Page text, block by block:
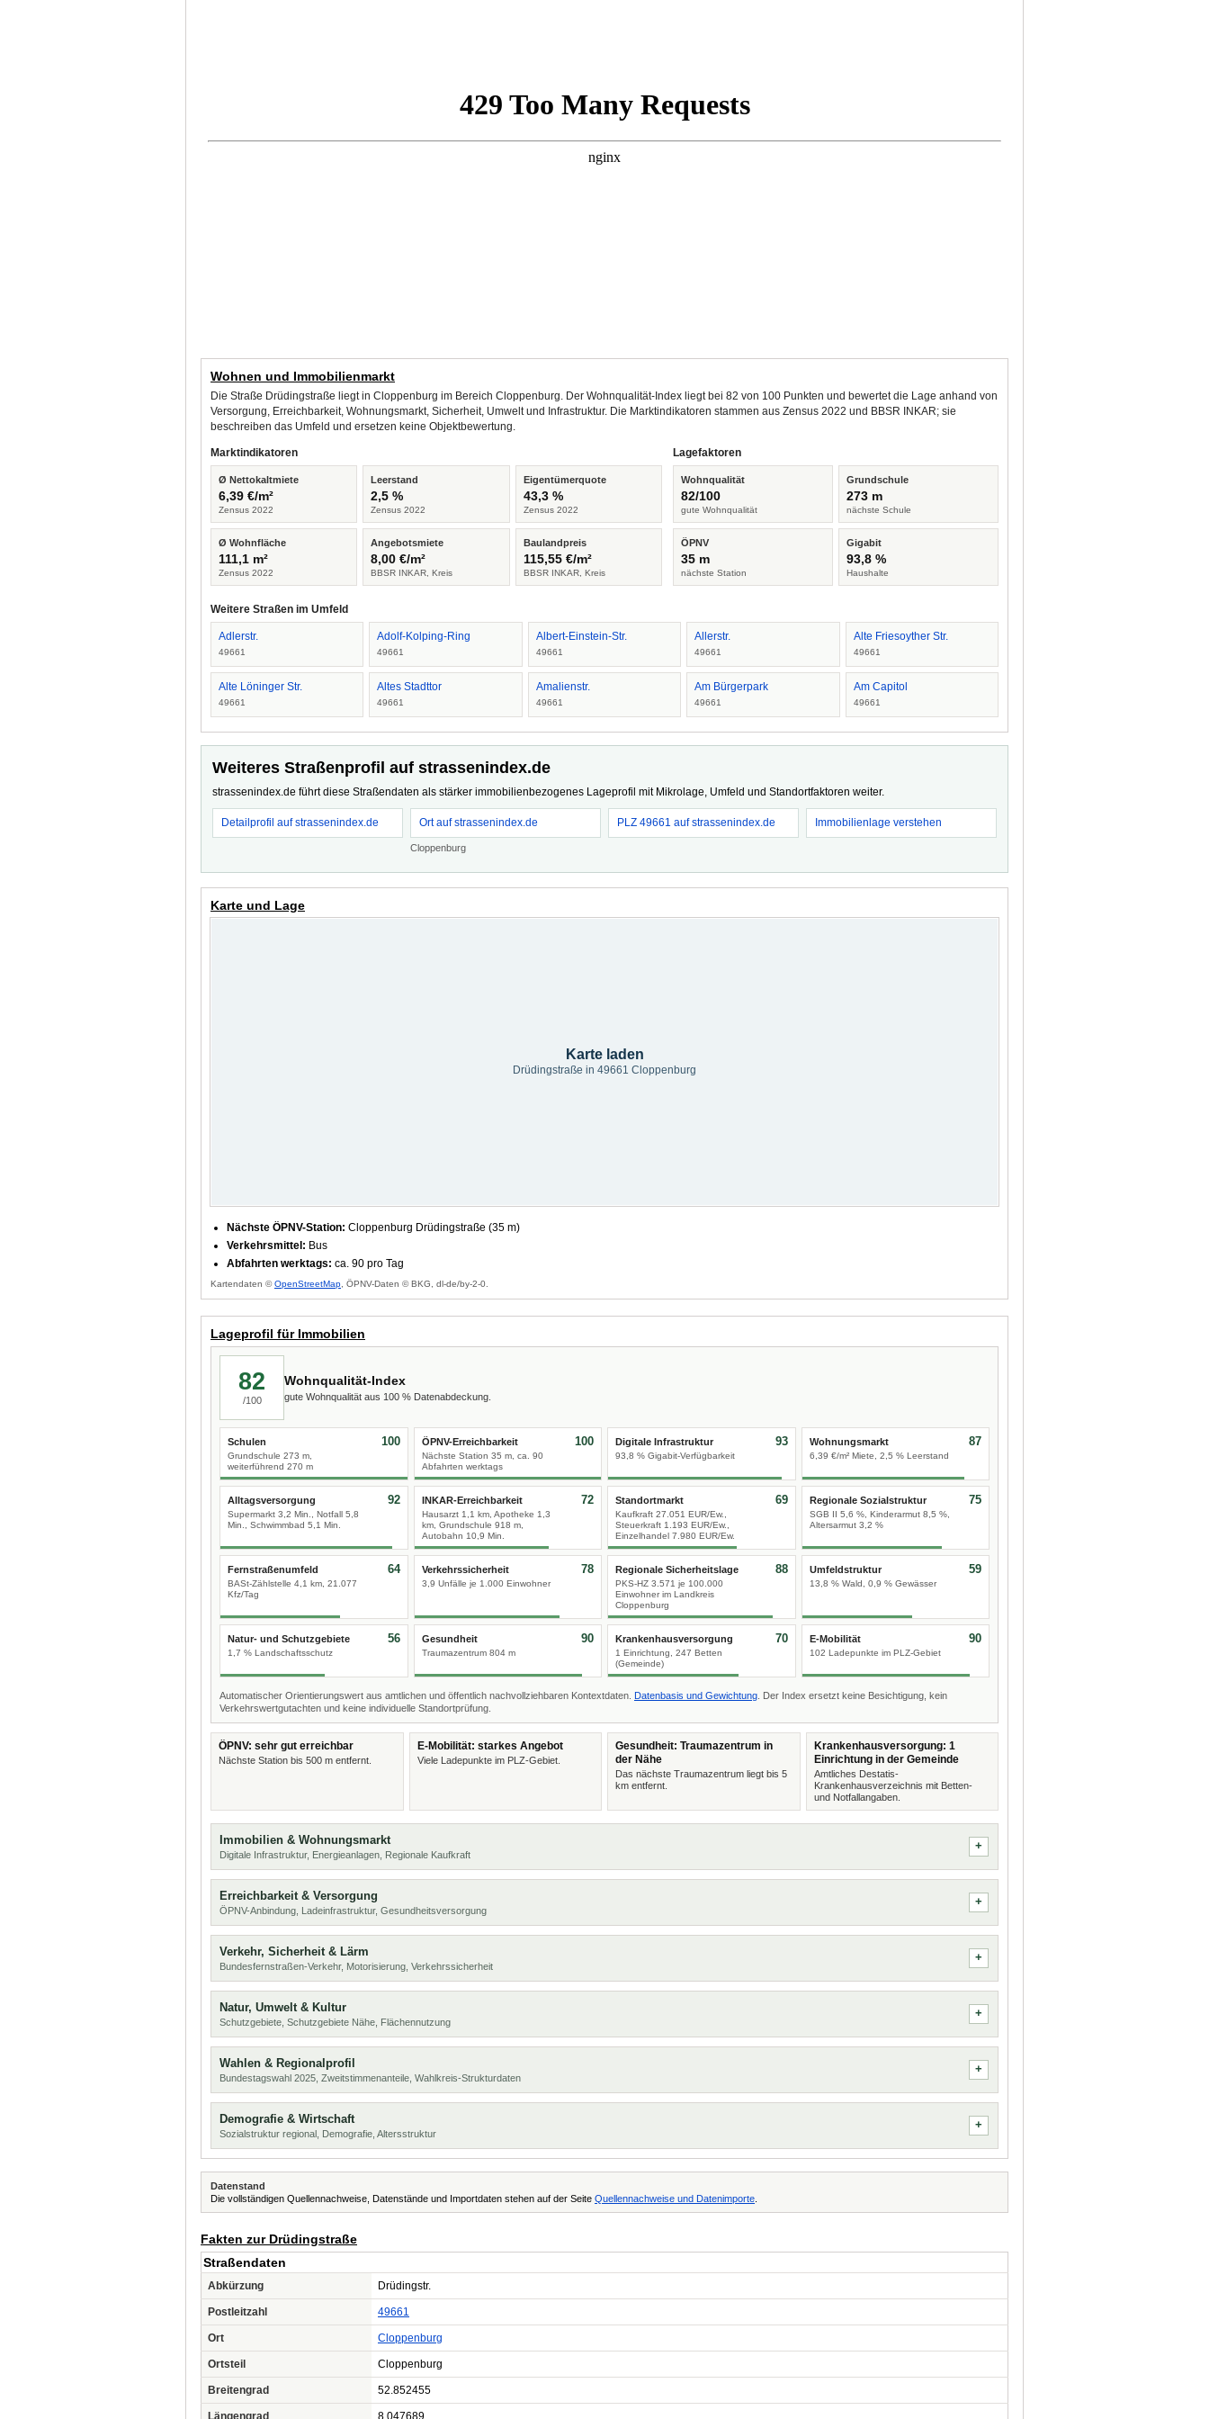
Wohnen und Immobilienmarkt
Die Straße Drüdingstraße liegt in Cloppenburg im Bereich Cloppenburg. Der Wohnqualität-Index liegt bei 82 von 100 Punkten und bewertet die Lage anhand von
Versorgung, Erreichbarkeit, Wohnungsmarkt, Sicherheit, Umwelt und Infrastruktur. Die Marktindikatoren stammen aus Zensus 2022 und BBSR INKAR; sie
beschreiben das Umfeld und ersetzen keine Objektbewertung.
Marktindikatoren
Ø Nettokaltmiete
6,39 €/m²
Zensus 2022
Leerstand
2,5 %
Zensus 2022
Eigentümerquote
43,3 %
Zensus 2022
Ø Wohnfläche
111,1 m²
Zensus 2022
Angebotsmiete
8,00 €/m²
BBSR INKAR, Kreis
Baulandpreis
115,55 €/m²
BBSR INKAR, Kreis
Lagefaktoren
Wohnqualität
82/100
gute Wohnqualität
Grundschule
273 m
nächste Schule
ÖPNV
35 m
nächste Station
Gigabit
93,8 %
Haushalte
Weitere Straßen im Umfeld
Adlerstr.
49661
Adolf-Kolping-Ring
49661
Albert-Einstein-Str.
49661
Allerstr.
49661
Alte Friesoyther Str.
49661
Alte Löninger Str.
49661
Altes Stadttor
49661
Amalienstr.
49661
Am Bürgerpark
49661
Am Capitol
49661
Weiteres Straßenprofil auf strassenindex.de
strassenindex.de führt diese Straßendaten als stärker immobilienbezogenes Lageprofil mit Mikrolage, Umfeld und Standortfaktoren weiter.
Detailprofil auf strassenindex.de Ort auf strassenindex.de
Cloppenburg
PLZ 49661 auf strassenindex.de Immobilienlage verstehen
Karte und Lage
Karte laden
Drüdingstraße in 49661 Cloppenburg
Nächste ÖPNV-Station: Cloppenburg Drüdingstraße (35 m)
Verkehrsmittel: Bus
Abfahrten werktags: ca. 90 pro Tag
Kartendaten ©OpenStreetMap , ÖPNV-Daten © BKG, dl-de/by-2-0.
Lageprofil für Immobilien
82
/100
Wohnqualität-Index
gute Wohnqualität aus 100 % Datenabdeckung.
Schulen
Grundschule 273 m,
weiterführend 270 m
100 ÖPNV-Erreichbarkeit
Nächste Station 35 m, ca. 90
Abfahrten werktags
100 Digitale Infrastruktur
93,8 % Gigabit-Verfügbarkeit
93 Wohnungsmarkt
6,39 €/m² Miete, 2,5 % Leerstand
87
Alltagsversorgung
Supermarkt 3,2 Min., Notfall 5,8
Min., Schwimmbad 5,1 Min.
92 INKAR-Erreichbarkeit
Hausarzt 1,1 km, Apotheke 1,3
km, Grundschule 918 m,
Autobahn 10,9 Min.
72 Standortmarkt
Kaufkraft 27.051 EUR/Ew.,
Steuerkraft 1.193 EUR/Ew.,
Einzelhandel 7.980 EUR/Ew.
69 Regionale Sozialstruktur
SGB II 5,6 %, Kinderarmut 8,5 %,
Altersarmut 3,2 %
75
Fernstraßenumfeld
BASt-Zählstelle 4,1 km, 21.077
Kfz/Tag
64 Verkehrssicherheit
3,9 Unfälle je 1.000 Einwohner
78 Regionale Sicherheitslage
PKS-HZ 3.571 je 100.000
Einwohner im Landkreis
Cloppenburg
88 Umfeldstruktur
13,8 % Wald, 0,9 % Gewässer
59
Natur- und Schutzgebiete
1,7 % Landschaftsschutz
56 Gesundheit
Traumazentrum 804 m
90 Krankenhausversorgung
1 Einrichtung, 247 Betten
(Gemeinde)
70 E-Mobilität
102 Ladepunkte im PLZ-Gebiet
90
Automatischer Orientierungswert aus amtlichen und öffentlich nachvollziehbaren Kontextdaten. Datenbasis und Gewichtung . Der Index ersetzt keine Besichtigung, kein
Verkehrswertgutachten und keine individuelle Standortprüfung.
ÖPNV: sehr gut erreichbar
Nächste Station bis 500 m entfernt.
E-Mobilität: starkes Angebot
Viele Ladepunkte im PLZ-Gebiet.
Gesundheit: Traumazentrum in
der Nähe
Das nächste Traumazentrum liegt bis 5
km entfernt.
Krankenhausversorgung: 1
Einrichtung in der Gemeinde
Amtliches Destatis-
Krankenhausverzeichnis mit Betten-
und Notfallangaben.
Immobilien & Wohnungsmarkt
Digitale Infrastruktur, Energieanlagen, Regionale Kaufkraft
Erreichbarkeit & Versorgung
ÖPNV-Anbindung, Ladeinfrastruktur, Gesundheitsversorgung
Verkehr, Sicherheit & Lärm
Bundesfernstraßen-Verkehr, Motorisierung, Verkehrssicherheit
Natur, Umwelt & Kultur
Schutzgebiete, Schutzgebiete Nähe, Flächennutzung
Wahlen & Regionalprofil
Bundestagswahl 2025, Zweitstimmenanteile, Wahlkreis-Strukturdaten
Demografie & Wirtschaft
Sozialstruktur regional, Demografie, Altersstruktur
Datenstand
Die vollständigen Quellennachweise, Datenstände und Importdaten stehen auf der Seite Quellennachweise und Datenimporte
Fakten zur Drüdingstraße
Straßendaten
Abkürzung Drüdingstr.
Postleitzahl 49661
Ort Cloppenburg
Ortsteil Cloppenburg
Breitengrad 52.852455
Längengrad 8.047689